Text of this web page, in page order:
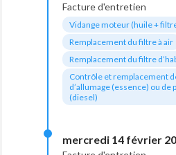
Facture d'entretien
Vidange moteur (huile +
Remplacement du filtre à air
Remplacement du filtre
Contrôle et remplacement
d’allumage (essence) ou de
(diesel)
mercredi 14 février